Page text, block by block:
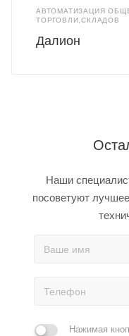
АВТОМАТИЗАЦИЯ
ТОРГОВЛИ,СКЛАДОВ
Далион
Наши
посоветуют
Нажимая